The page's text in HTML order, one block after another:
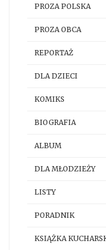
PROZA POLSKA
PROZA OBCA
REPORTAŻ
DLA DZIECI
KOMIKS
BIOGRAFIA
ALBUM
DLA MŁODZIEŻY
LISTY
PORADNIK
KSIĄŻKA